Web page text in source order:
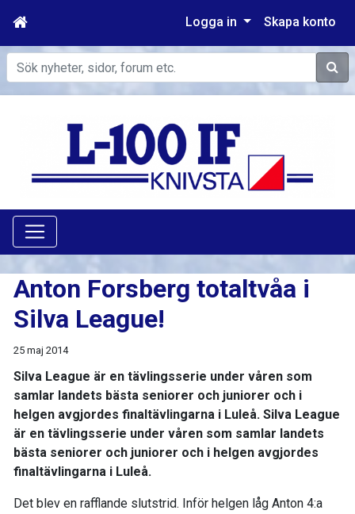
Logga in Skapa konto
Sök
Anton Forsberg totaltvåa i
Silva League!
25 maj 2014
Silva League är en tävlingsserie under våren som
samlar landets bästa seniorer och juniorer och i
helgen avgjordes finaltävlingarna i Luleå. Silva League
är en tävlingsserie under våren som samlar landets
bästa seniorer och juniorer och i helgen avgjordes
finaltävlingarna i Luleå.
Det blev en rafflande slutstrid. Inför helgen låg Anton 4:a